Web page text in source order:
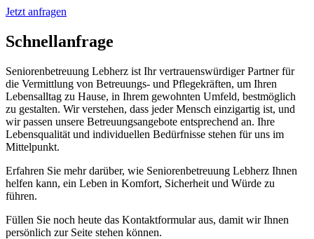
Jetzt anfragen
Schnell­anfrage
Seniorenbetreuung Lebherz ist Ihr vertrauenswürdiger Partner für
die Vermittlung von Betreuungs- und Pflegekräften, um Ihren
Lebensalltag zu Hause, in Ihrem gewohnten Umfeld, bestmöglich
zu gestalten. Wir verstehen, dass jeder Mensch einzigartig ist, und
wir passen unsere Betreuungsangebote entsprechend an. Ihre
Lebensqualität und individuellen Bedürfnisse stehen für uns im
Mittelpunkt.
Erfahren Sie mehr darüber, wie Seniorenbetreuung Lebherz Ihnen
helfen kann, ein Leben in Komfort, Sicherheit und Würde zu
führen.
Füllen Sie noch heute das Kontaktformular aus, damit wir Ihnen
persönlich zur Seite stehen können.